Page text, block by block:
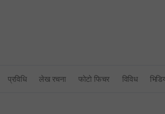
अरबिन्द साहविरुद्ध फेसबुकमा आक्रामक पोष्ट गर्ने अन्सारी
प्रविधि लेख रचना फोटो फिचर विविध